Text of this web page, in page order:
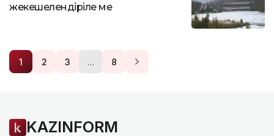
жекешелендіріле ме
1 2 3 … 8
KAZINFORM